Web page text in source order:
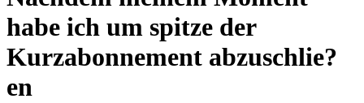
habe ich um spitze der
Kurzabonnement abzuschlie?
en